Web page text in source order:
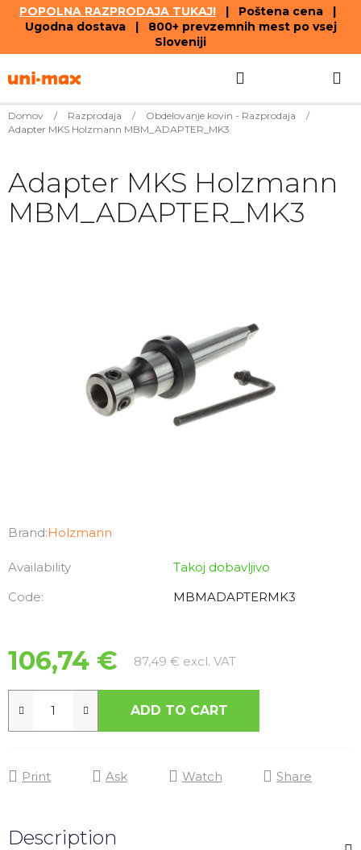
POPOLNA RAZPRODAJA TUKAJ!| Poštena cena |
Ugodna dostava | 800+ prevzemnih mest po vsej
Sloveniji
to
Domov / Razprodaja / Obdelovanje kovin - Razprodaja
/
Adapter MKS Holzmann MBM_ADAPTER_MK3
Brand:Holzmann
Availability
Takoj dobavljivo
Code:
MBMADAPTERMK3
106,74 € 87,49 € excl. VATMeasure price:
ADD TO CART
Print Ask Watch Share
Adapter MKS Holzmann
MBM_ADAPTER_MK3
Description